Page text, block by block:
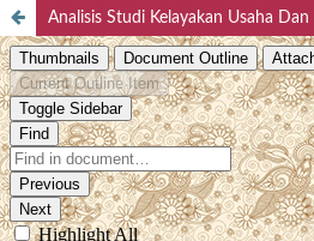
Analisis Studi Kelayakan Usaha